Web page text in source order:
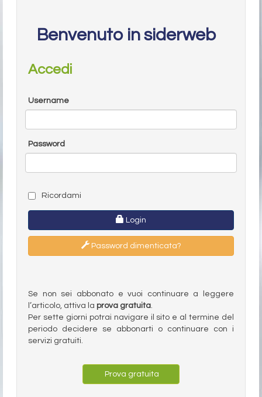
Benvenuto in siderweb
Accedi
Username
Password
Ricordami
Login
Password dimenticata?
Se non sei abbonato e vuoi continuare a leggere
l’articolo, attiva la prova gratuita.
Per sette giorni potrai navigare il sito e al termine del
periodo decidere se abbonarti o continuare con i
servizi gratuiti.
Prova gratuita